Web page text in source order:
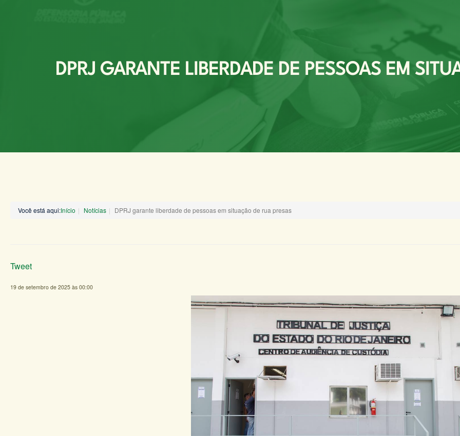
DPRJ GARANTE LIBERDADE DE PESSOAS EM
Você está aqui:Início Notícias DPRJ garante liberdade de pessoas em situação de rua presas
Tweet
19 de setembro de 2025 às 00:00